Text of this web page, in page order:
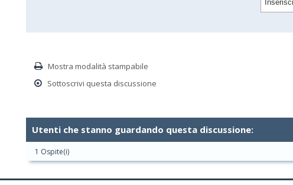
Mostra modalità stampabile
Sottoscrivi questa discussione
Utenti che stanno guardando questa discussione:
1 Ospite(i)